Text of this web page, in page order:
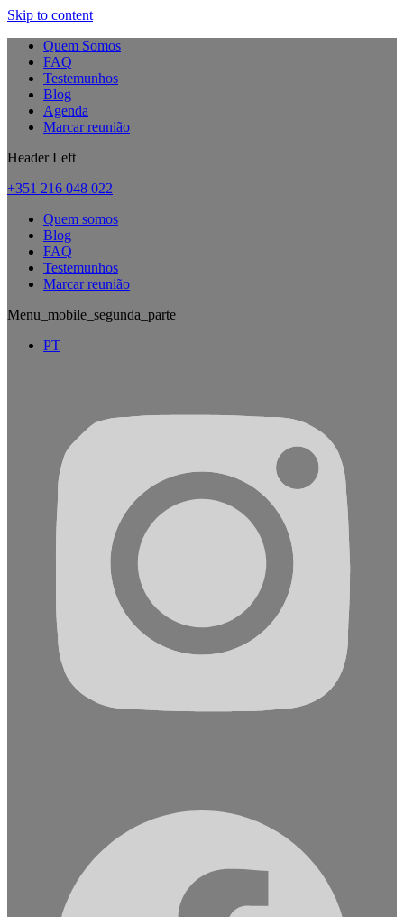
Skip to content
Quem Somos
FAQ
Testemunhos
Blog
Agenda
Marcar reunião
Header Left
+351 216 048 022
Quem somos
Blog
FAQ
Testemunhos
Marcar reunião
Menu_mobile_segunda_parte
PT